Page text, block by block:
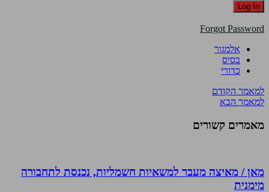
Forgot Password
אלמגור
בסיס
כדורי
למאמר הקודם
למאמר הבא
מאמרים קשורים
מאן / מאיצה מעבר למשאיות חשמליות, נכנסת לתחבורה
מימנית